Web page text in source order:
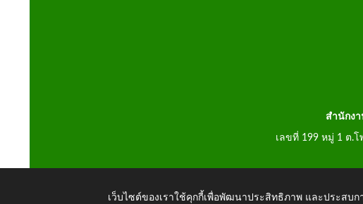
สำนักง
เลขที่ 199 หมู่ 1 ต.โ
เว็บไซต์ของเราใช้คุกกี้เพื่อพัฒนาประสิทธิภาพ และประสบ